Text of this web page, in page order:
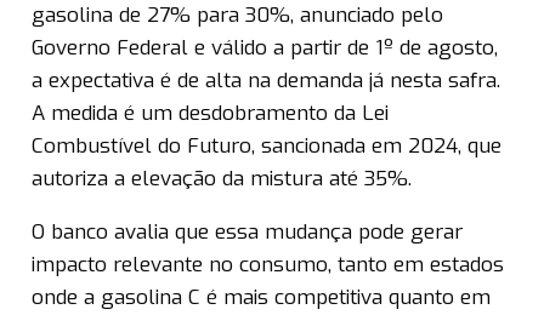
gasolina de 27% para 30%, anunciado pelo
Governo Federal e válido a partir de 1º de agosto,
a expectativa é de alta na demanda já nesta safra.
A medida é um desdobramento da Lei
Combustível do Futuro, sancionada em 2024, que
autoriza a elevação da mistura até 35%.
O banco avalia que essa mudança pode gerar
impacto relevante no consumo, tanto em estados
onde a gasolina C é mais competitiva quanto em